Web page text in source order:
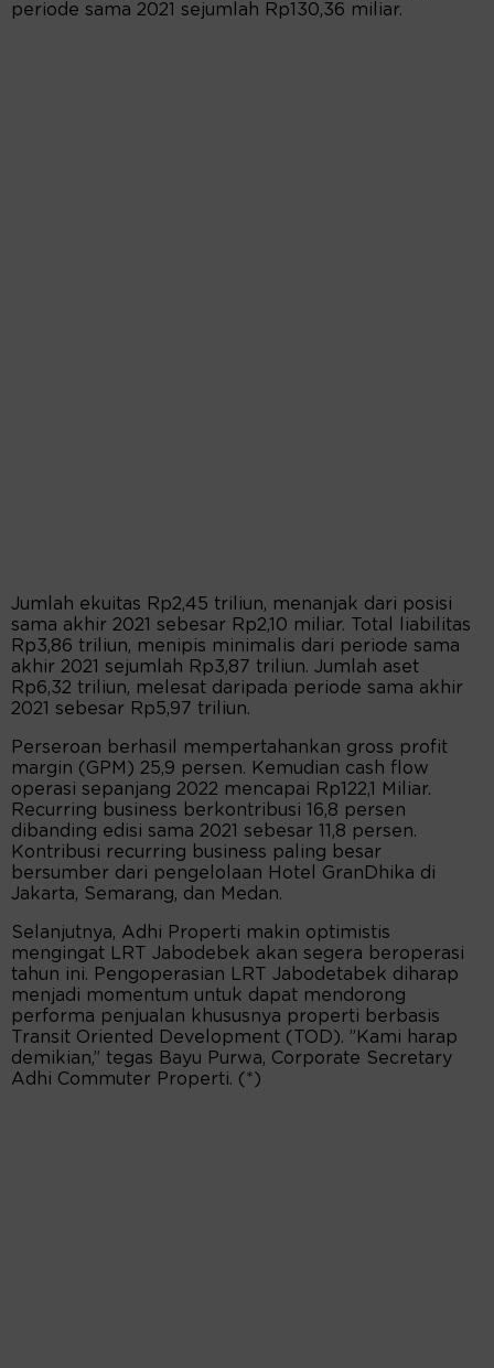
periode sama 2021 sejumlah Rp130,36 miliar.
Jumlah ekuitas Rp2,45 triliun, menanjak dari posisi
sama akhir 2021 sebesar Rp2,10 miliar. Total liabilitas
Rp3,86 triliun, menipis minimalis dari periode sama
akhir 2021 sejumlah Rp3,87 triliun. Jumlah aset
Rp6,32 triliun, melesat daripada periode sama akhir
2021 sebesar Rp5,97 triliun.
Perseroan berhasil mempertahankan gross profit
margin (GPM) 25,9 persen. Kemudian cash flow
operasi sepanjang 2022 mencapai Rp122,1 Miliar.
Recurring business berkontribusi 16,8 persen
dibanding edisi sama 2021 sebesar 11,8 persen.
Kontribusi recurring business paling besar
bersumber dari pengelolaan Hotel GranDhika di
Jakarta, Semarang, dan Medan.
Selanjutnya, Adhi Properti makin optimistis
mengingat LRT Jabodebek akan segera beroperasi
tahun ini. Pengoperasian LRT Jabodetabek diharap
menjadi momentum untuk dapat mendorong
performa penjualan khususnya properti berbasis
Transit Oriented Development (TOD). ”Kami harap
demikian,” tegas Bayu Purwa, Corporate Secretary
Adhi Commuter Properti. (*)